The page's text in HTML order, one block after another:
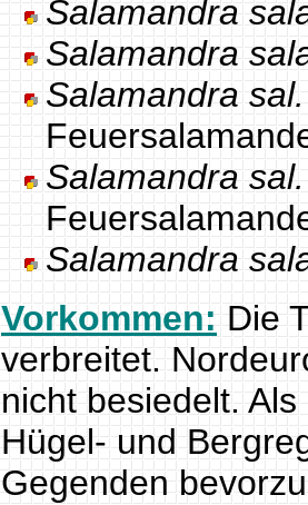
Salamandra
Salamandra
Salamandra
Salamandra
Salamandra
Vorkommen: Die
verbreitet.
nicht besiedelt.
Hügel- und
Gegenden